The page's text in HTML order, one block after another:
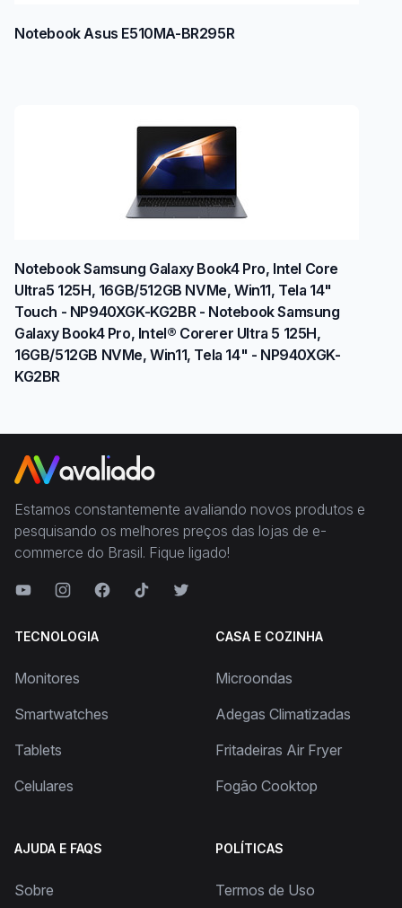
Notebook Asus E510MA-BR295R
Notebook Samsung Galaxy Book4 Pro, Intel Core
Ultra5 125H, 16GB/512GB NVMe, Win11, Tela 14"
Touch - NP940XGK-KG2BR - Notebook Samsung
Galaxy Book4 Pro, Intel® Corerer Ultra 5 125H,
16GB/512GB NVMe, Win11, Tela 14" - NP940XGK-
KG2BR
Estamos constantemente avaliando novos produtos e
pesquisando os melhores preços das lojas de e-
commerce do Brasil. Fique ligado!
TECNOLOGIA
Monitores
Smartwatches
Tablets
Celulares
CASA E COZINHA
Microondas
Adegas Climatizadas
Fritadeiras Air Fryer
Fogão Cooktop
AJUDA E FAQS
Sobre
POLÍTICAS
Termos de Uso